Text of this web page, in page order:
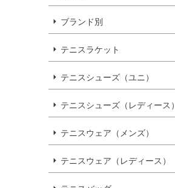
ブランド別
テニスラケット
テニスシューズ（ユニ）
テニスシューズ（レディース）
テニスウェア（メンズ）
テニスウェア（レディース）